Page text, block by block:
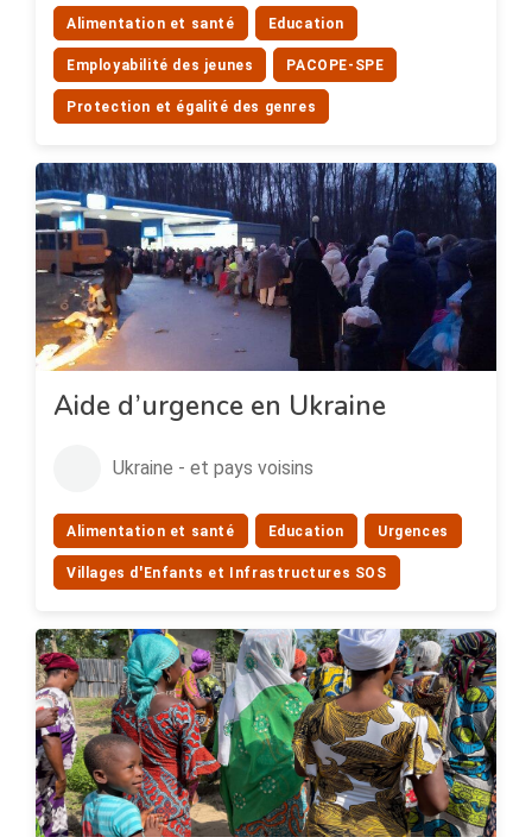
Alimentation et santé Education
Employabilité des jeunes PACOPE-SPE
Protection et égalité des genres
Aide d’urgence en Ukraine
Ukraine - et pays voisins
Alimentation et santé Education Urgences
Villages d'Enfants et Infrastructures SOS